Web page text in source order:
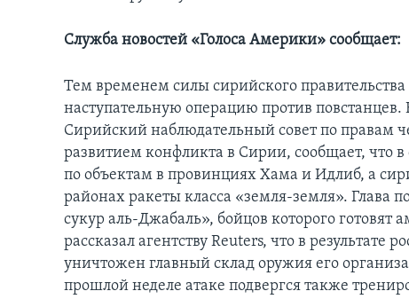
Служба новостей «Голоса Америки» сообщает:
Тем временем силы сирийского
наступательную операцию против
Сирийский наблюдательный совет по правам
развитием конфликта в Сирии, сообщает, что
по объектам в провинциях Хама и Идлиб, а
районах ракеты класса «земля-земля». Глава
сукур аль-Джабаль», бойцов которого готовят
рассказал агентству Reuters, что в результате
уничтожен главный склад оружия его
прошлой неделе атаке подвергся также